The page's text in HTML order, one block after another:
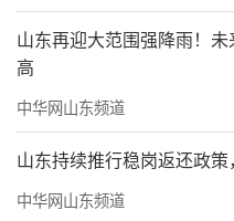
山东再迎大范围强降雨！
高
中华网山东频道
山东持续推行稳岗返还政
中华网山东频道